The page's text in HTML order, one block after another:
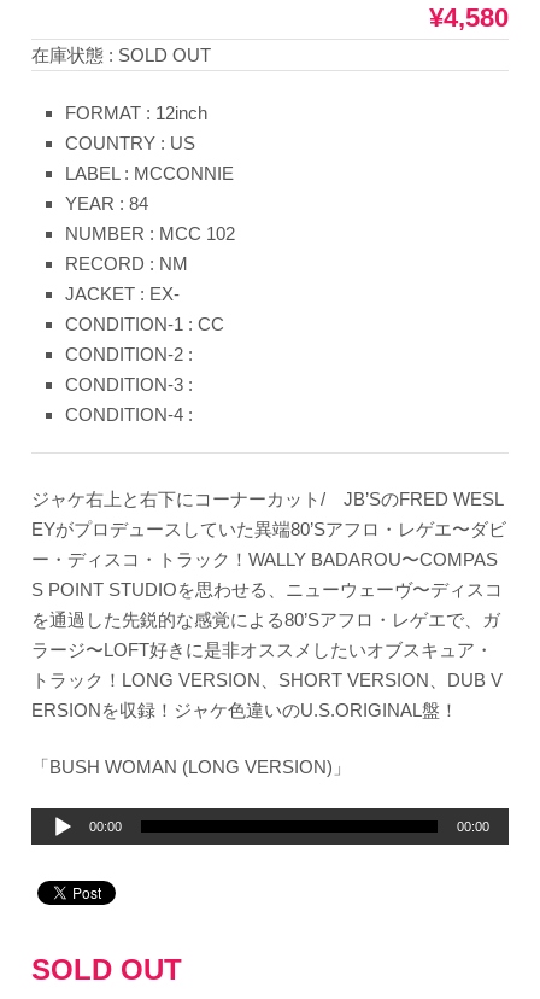
¥4,580
在庫状態 : SOLD OUT
FORMAT : 12inch
COUNTRY : US
LABEL : MCCONNIE
YEAR : 84
NUMBER : MCC 102
RECORD : NM
JACKET : EX-
CONDITION-1 : CC
CONDITION-2 :
CONDITION-3 :
CONDITION-4 :
ジャケ右上と右下にコーナーカット/ JB’SのFRED WESL
EYがプロデュースしていた異端80’Sアフロ・レゲエ〜ダビ
ー・ディスコ・トラック！WALLY BADAROU〜COMPAS
S POINT STUDIOを思わせる、ニューウェーヴ〜ディスコ
を通過した先鋭的な感覚による80’Sアフロ・レゲエで、ガ
ラージ〜LOFT好きに是非オススメしたいオブスキュア・
トラック！LONG VERSION、SHORT VERSION、DUB V
ERSIONを収録！ジャケ色違いのU.S.ORIGINAL盤！
「BUSH WOMAN (LONG VERSION)」
プ
ヤ
00:00 00:00
SOLD OUT